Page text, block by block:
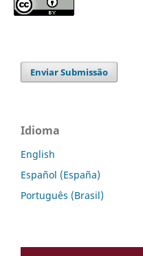
Enviar Submissão
Idioma
English
Español (España)
Português (Brasil)